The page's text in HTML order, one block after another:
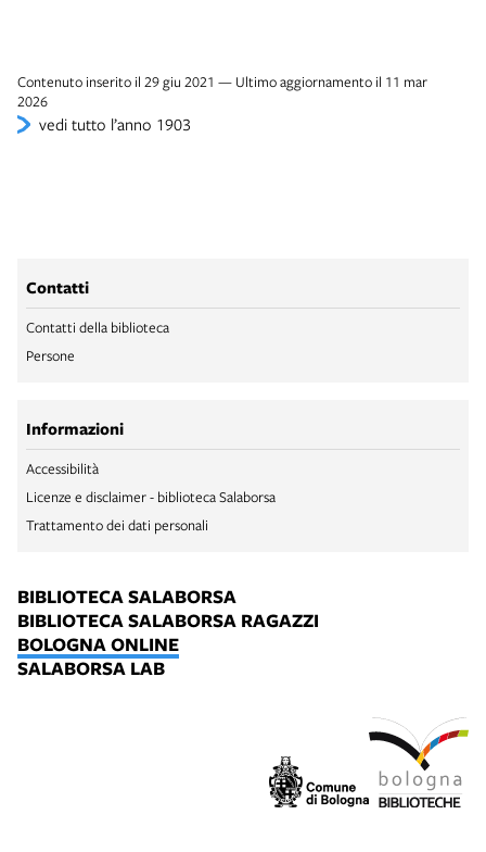
Contenuto inserito il 29 giu 2021 — Ultimo aggiornamento il 11 mar
2026
vedi tutto l’anno 1903
Contatti
Contatti della biblioteca
Persone
Informazioni
Accessibilità
Licenze e disclaimer - biblioteca Salaborsa
Trattamento dei dati personali
BIBLIOTECA SALABORSA
BIBLIOTECA SALABORSA RAGAZZI
BOLOGNA ONLINE
SALABORSA LAB